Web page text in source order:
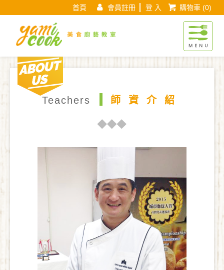
首頁 會員註冊 登 入 購物車(0)
Yamicook美食
現在位置 : 首 頁
Teachers 師資介紹